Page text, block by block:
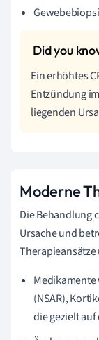
Ein erhöhtes
Entzündung
liegenden
Moderne
Die Behandlung
Ursache und
Therapieansätze
(NSAR),
die gezielt